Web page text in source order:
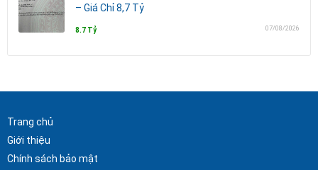
– Giá Chỉ 8,7 Tỷ
8.7 Tỷ 07/08/2026
Trang chủ
Giới thiệu
Chính sách bảo mật